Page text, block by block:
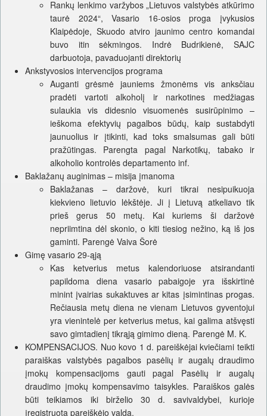
Rankų lenkimo varžybos „Lietuvos valstybės atkūrimo
taurė 2024“, Vasario 16-osios proga įvykusios
Klaipėdoje, Skuodo atviro jaunimo centro komandai
buvo itin sėkmingos. Indrė Budrikienė, SAJC
darbuotoja, pavaduojanti direktorių
Ankstyvosios intervencijos programa
Auganti grėsmė jauniems žmonėms vis anksčiau
pradėti vartoti alkoholį ir narkotines medžiagas
sulaukia vis didesnio visuomenės susirūpinimo –
ieškoma efektyvių pagalbos būdų, kaip sustabdyti
jaunuolius ir įtikinti, kad toks smalsumas gali būti
pražūtingas. Parengta pagal Narkotikų, tabako ir
alkoholio kontrolės departamento inf.
Baklažanų auginimas – misija įmanoma
Baklažanas – daržovė, kuri tikrai nesipuikuoja
kiekvieno lietuvio lėkštėje. Ji į Lietuvą atkeliavo tik
prieš gerus 50 metų. Kai kuriems ši daržovė
nepriimtina dėl skonio, o kiti tiesiog nežino, ką iš jos
gaminti. Parengė Vaiva Šorė
Gimę vasario 29-ąją
Kas ketverius metus kalendoriuose atsirandanti
papildoma diena vasario pabaigoje yra išskirtinė
minint įvairias sukaktuves ar kitas įsimintinas progas.
Rečiausia metų diena ne vienam Lietuvos gyventojui
yra vienintelė per ketverius metus, kai galima atšvęsti
savo gimtadienį tikrąją gimimo dieną. Parengė M. K.
KOMPENSACIJOS. Nuo kovo 1 d. pareiškėjai kviečiami teikti
paraiškas valstybės pagalbos pasėlių ir augalų draudimo
įmokų kompensacijoms gauti pagal Pasėlių ir augalų
draudimo įmokų kompensavimo taisykles. Paraiškos galės
būti teikiamos iki birželio 30 d. savivaldybei, kurioje
įregistruota pareiškėjo valda.